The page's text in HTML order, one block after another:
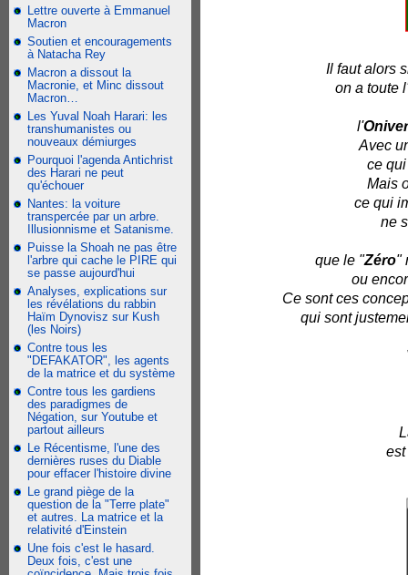
Lettre ouverte à Emmanuel
Macron
Soutien et encouragements
à Natacha Rey
Macron a dissout la
Macronie, et Minc dissout
Macron…
Les Yuval Noah Harari: les
transhumanistes ou
nouveaux démiurges
Pourquoi l'agenda Antichrist
des Harari ne peut
qu'échouer
Nantes: la voiture
transpercée par un arbre.
Illusionnisme et Satanisme.
Puisse la Shoah ne pas être
l'arbre qui cache le PIRE qui
se passe aujourd'hui
Analyses, explications sur
les révélations du rabbin
Haïm Dynovisz sur Kush
(les Noirs)
Contre tous les
"DEFAKATOR", les agents
de la matrice et du système
Contre tous les gardiens
des paradigmes de
Négation, sur Youtube et
partout ailleurs
Le Récentisme, l'une des
dernières ruses du Diable
pour effacer l'histoire divine
Le grand piège de la
question de la "Terre plate"
et autres. La matrice et la
relativité d'Einstein
Une fois c'est le hasard.
Deux fois, c'est une
Il faut alors
on a toute
l'
Avec
ce
Mais
ce qui
ne
que le "Zéro"
ou
Ce sont ces
qui sont
est